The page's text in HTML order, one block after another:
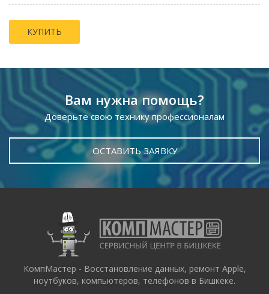
КУПИТЬ
Вам нужна помощь?
Доверьте свою технику профессионалам
ОСТАВИТЬ ЗАЯВКУ
КомпМастер - Восстановление данных, ремонт Apple,
ноутбуков, компьютеров, телефонов в Бишкеке.